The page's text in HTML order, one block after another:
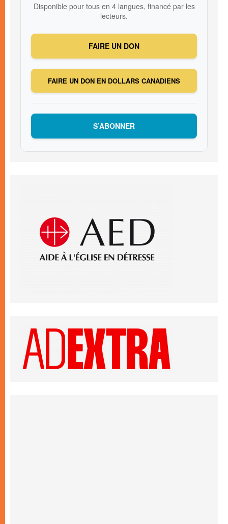
Disponible pour tous en 4 langues, financé par les
lecteurs.
FAIRE UN DON
FAIRE UN DON EN DOLLARS CANADIENS
S’ABONNER